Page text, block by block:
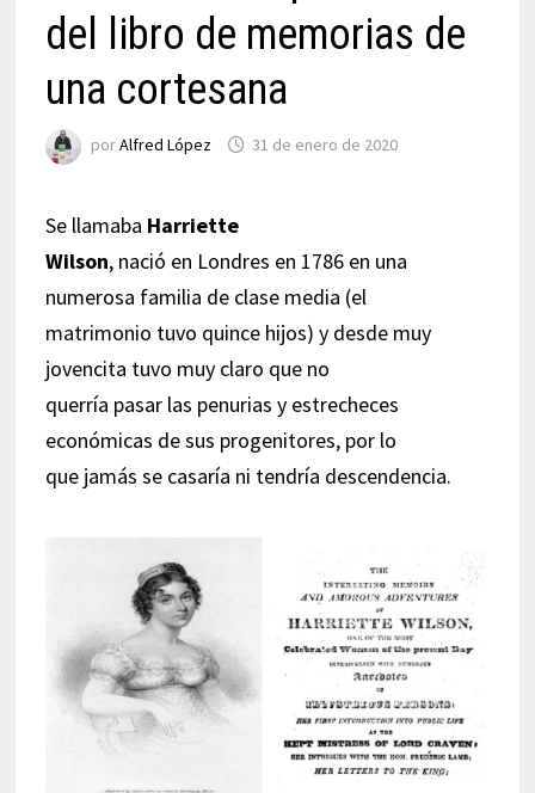
del libro de memorias de
una cortesana
porAlfred López 31 de enero de 2020
Se llamaba Harriette
Wilson, nació en Londres en 1786 en una
numerosa familia de clase media (el
matrimonio tuvo quince hijos) y desde muy
jovencita tuvo muy claro que no
querría pasar las penurias y estrecheces
económicas de sus progenitores, por lo
que jamás se casaría ni tendría descendencia.